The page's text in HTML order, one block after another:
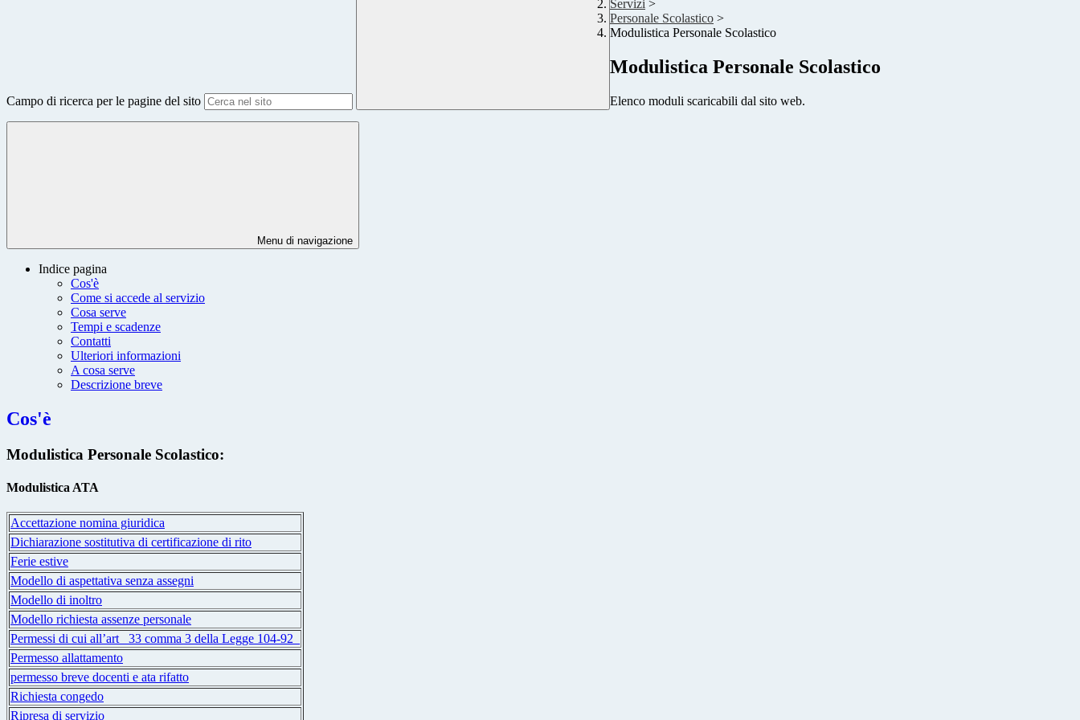
Campo di ricerca per le pagine del sito
Servizi >
Personale Scolastico >
Modulistica Personale Scolastico
Modulistica Personale Scolastico
Elenco moduli scaricabili dal sito web.
Menu di navigazione
Indice pagina
Cos'è
Come si accede al servizio
Cosa serve
Tempi e scadenze
Contatti
Ulteriori informazioni
A cosa serve
Descrizione breve
Cos'è
Modulistica Personale Scolastico:
Modulistica ATA
Accettazione nomina giuridica
Dichiarazione sostitutiva di certificazione di rito
Ferie estive
Modello di aspettativa senza assegni
Modello di inoltro
Modello richiesta assenze personale
Permessi di cui all’art_ 33 comma 3 della Legge 104-92_
Permesso allattamento
permesso breve docenti e ata rifatto
Richiesta congedo
Ripresa di servizio